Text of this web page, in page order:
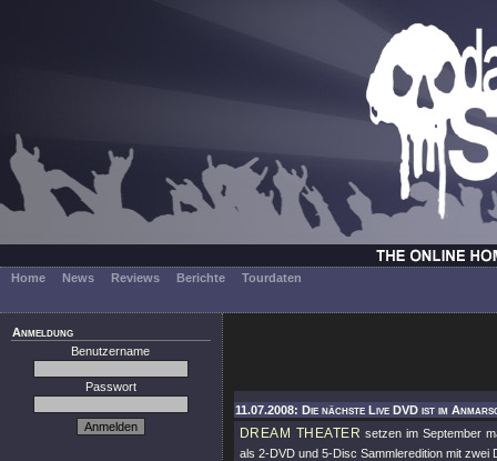
Home News Reviews Berichte Tourdaten
Anmeldung
Benutzername
Passwort
11.07.2008: Die nächste Live DVD ist im
DREAM THEATER setzen im September
als 2-DVD und 5-Disc Sammleredition mit